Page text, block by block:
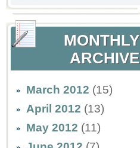
MONTHLY
ARCHIVE
March 2012 (15)
April 2012 (13)
May 2012 (11)